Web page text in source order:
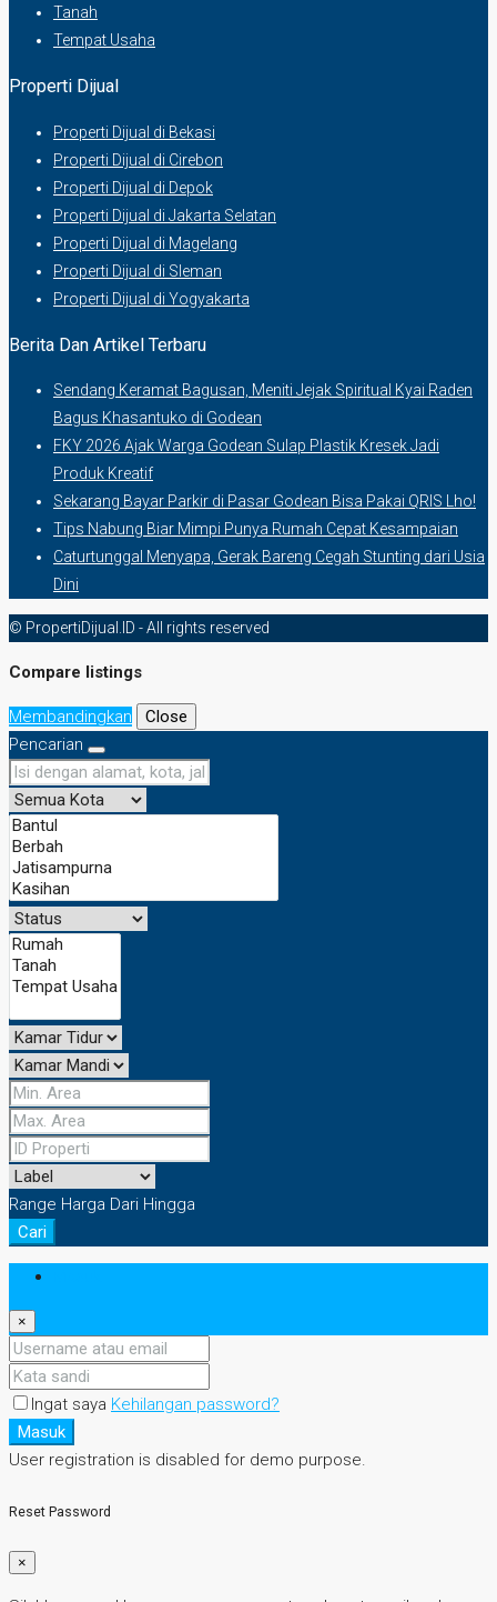
Tanah
Tempat Usaha
Properti Dijual
Properti Dijual di Bekasi
Properti Dijual di Cirebon
Properti Dijual di Depok
Properti Dijual di Jakarta Selatan
Properti Dijual di Magelang
Properti Dijual di Sleman
Properti Dijual di Yogyakarta
Berita Dan Artikel Terbaru
Sendang Keramat Bagusan, Meniti Jejak Spiritual Kyai Raden
Bagus Khasantuko di Godean
FKY 2026 Ajak Warga Godean Sulap Plastik Kresek Jadi
Produk Kreatif
Sekarang Bayar Parkir di Pasar Godean Bisa Pakai QRIS Lho!
Tips Nabung Biar Mimpi Punya Rumah Cepat Kesampaian
Caturtunggal Menyapa, Gerak Bareng Cegah Stunting dari Usia
Dini
© PropertiDijual.ID - All rights reserved
Compare listings
Membandingkan
Close
Pencarian
Range Harga Dari Hingga
Cari
×
Ingat saya Kehilangan password?
Masuk
User registration is disabled for demo purpose.
Reset Password
×